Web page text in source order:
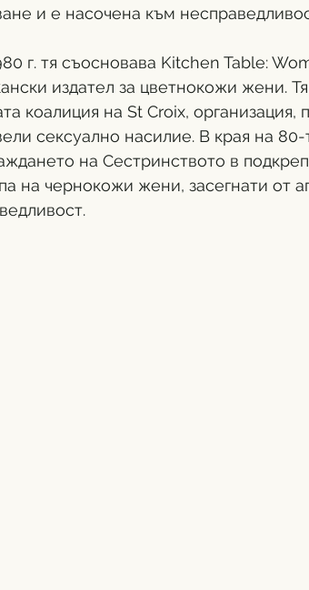
и е насочена към
г. тя съосновава Kitchen Table:
издател за цветнокожи жени.
коалиция на St Croix,
сексуално насилие. В края на
на Сестринството в
на чернокожи жени, засегнати от